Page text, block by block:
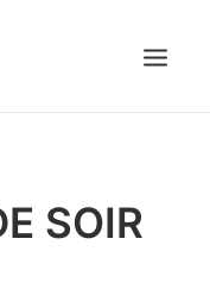
SOIR